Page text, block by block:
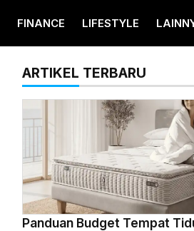
FINANCE LIFESTYLE
ARTIKEL TERBARU
Panduan Budget Tempat